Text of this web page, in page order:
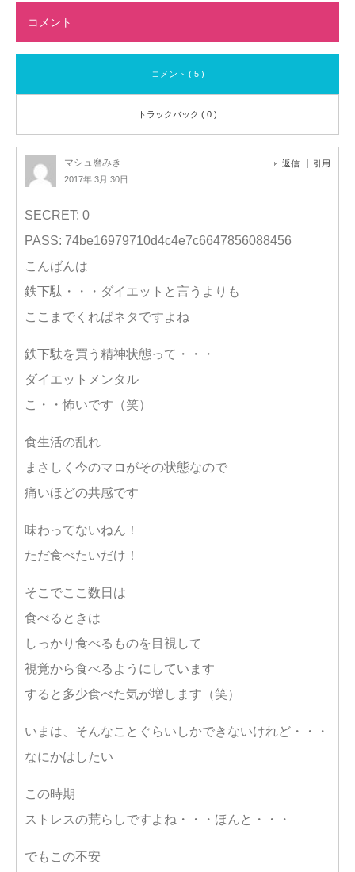
コメント
コメント ( 5 )
トラックバック ( 0 )
マシュ麿みき
2017年 3月 30日
返信 引用
SECRET: 0
PASS: 74be16979710d4c4e7c6647856088456
こんばんは
鉄下駄・・・ダイエットと言うよりも
ここまでくればネタですよね
鉄下駄を買う精神状態って・・・
ダイエットメンタル
こ・・怖いです（笑）
食生活の乱れ
まさしく今のマロがその状態なので
痛いほどの共感です
味わってないねん！
ただ食べたいだけ！
そこでここ数日は
食べるときは
しっかり食べるものを目視して
視覚から食べるようにしています
すると多少食べた気が増します（笑）
いまは、そんなことぐらいしかできないけれど・・・
なにかはしたい
この時期
ストレスの荒らしですよね・・・ほんと・・・
でもこの不安